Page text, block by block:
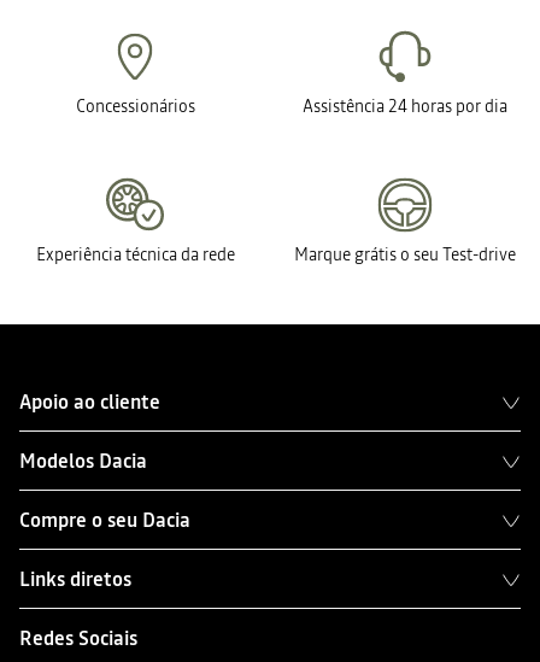
Concessionários Assistência 24 horas por dia
Experiência técnica da rede Marque grátis o seu Test-drive
Apoio ao cliente
Modelos Dacia
Compre o seu Dacia
Links diretos
Redes Sociais